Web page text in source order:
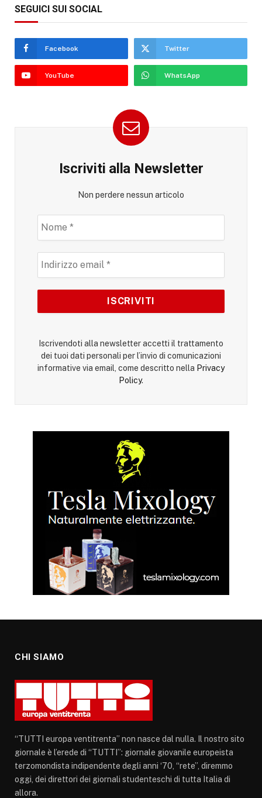
SEGUICI SUI SOCIAL
Facebook Twitter
YouTube WhatsApp
Iscriviti alla Newsletter
Non perdere nessun articolo
Iscrivendoti alla newsletter accetti il trattamento
dei tuoi dati personali per l’invio di comunicazioni
informative via email, come descritto nella Privacy
Policy.
CHI SIAMO
“TUTTI europa ventitrenta” non nasce dal nulla. Il nostro sito
giornale è l’erede di “TUTTI”: giornale giovanile europeista
terzomondista indipendente degli anni ‘70, “rete”, diremmo
oggi, dei direttori dei giornali studenteschi di tutta Italia di
allora.